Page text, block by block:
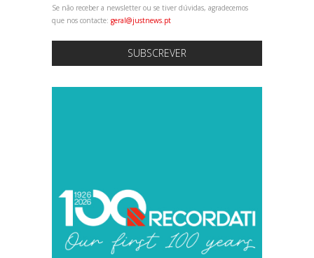
Se não receber a newsletter ou se tiver dúvidas, agradecemos
que nos contacte: geral@justnews.pt
SUBSCREVER